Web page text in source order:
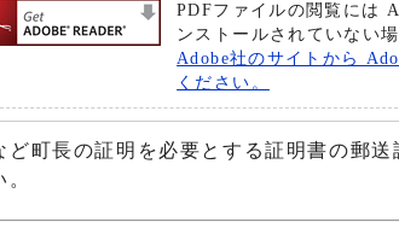
PDFファイルの閲覧には
ンストールされていない場
Adobe社のサイトから
ください。
町長の証明を必要とする証明書の郵